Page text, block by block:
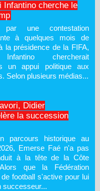
Infantino cherche le
par une contestation
à quelques mois de
la présidence de la FIFA,
chercherait
un appui politique aux
Selon plusieurs médias...
Didier
la succession
parcours historique au
Emerse Faé n'a pas
à la tête de la Côte
que la Fédération
de football s'active pour lui
successeur...